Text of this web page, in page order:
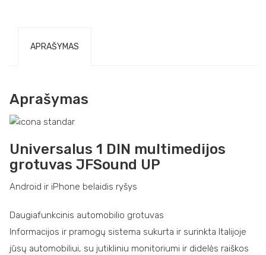
APRAŠYMAS
Aprašymas
Universalus 1 DIN multimedijos
grotuvas JFSound UP
Android ir iPhone belaidis ryšys
Daugiafunkcinis automobilio grotuvas
Informacijos ir pramogų sistema sukurta ir surinkta Italijoje
jūsų automobiliui, su jutikliniu monitoriumi ir didelės raiškos